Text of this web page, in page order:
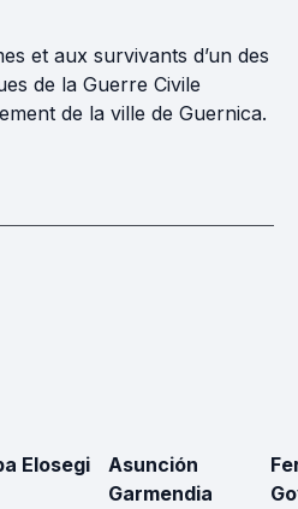
et aux survivants d’un des
de la Guerre Civile
de la ville de Guernica.
Elosegi
Asunción
Garmendia